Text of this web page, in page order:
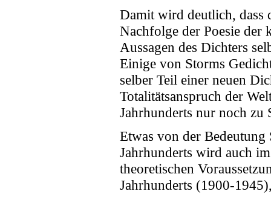
Damit wird deutlich, dass
Nachfolge der Poesie der
Aussagen des Dichters
Einige von Storms
selber Teil einer neuen
Totalitätsanspruch der
Jahrhunderts nur noch zu
Etwas von der
Jahrhunderts wird auch
theoretischen
Jahrhunderts (1900-